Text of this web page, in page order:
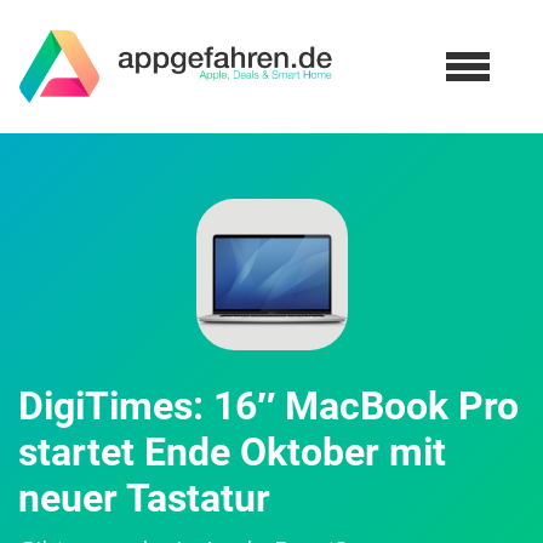
DigiTimes: 16″ MacBook Pro
startet Ende Oktober mit
neuer Tastatur